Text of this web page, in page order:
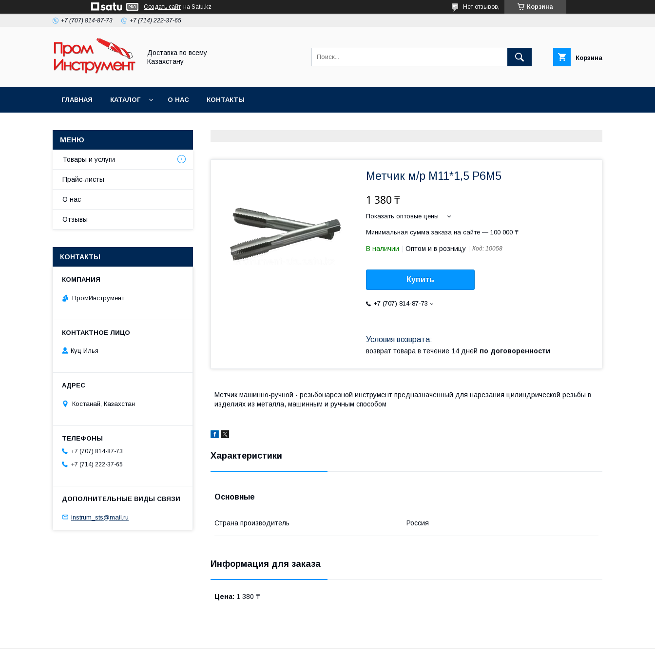
Создать сайт на Satu.kz Корзина
Нет отзывов,
+7 (707) 814-87-73 +7 (714) 222-37-65
Доставка по всему
Казахстану
Корзина
ГЛАВНАЯ КАТАЛОГ О НАС КОНТАКТЫ
Метчик м/р М11*1,5 Р6М5
1 380 ₸
Показать оптовые цены
Минимальная сумма заказа на сайте — 100 000 ₸
В наличии Оптом и в розницу Код: 10058
Купить
+7 (707) 814-87-73
возврат товара в течение 14 дней по договоренности
Метчик машинно-ручной - резьбонарезной инструмент предназначенный для нарезания цилиндрической резьбы в
изделиях из металла, машинным и ручным способом
Характеристики
Основные
Страна производитель Россия
Информация для заказа
Цена: 1 380 ₸
Товары и услуги
Прайс-листы
О нас
Отзывы
КОНТАКТЫ
ПромИнструмент
Куц Илья
Костанай, Казахстан
+7 (707) 814-87-73
+7 (714) 222-37-65
instrum_sts@mail.ru